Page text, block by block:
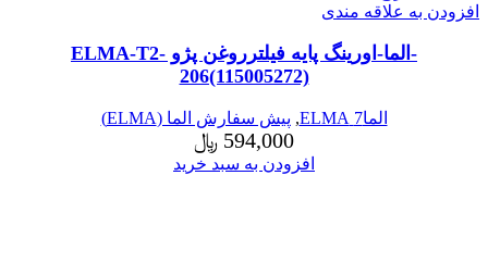
افزودن به علاقه مندی
-الما-اورینگ پایه فیلترروغن پژو ELMA-T2-
206(115005272)
الما7 ELMA , پیش سفارش الما (ELMA)
594,000 ﷼
افزودن به سبد خرید